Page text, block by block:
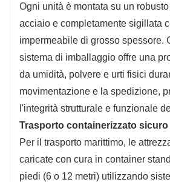
Ogni unità è montata su un
acciaio e completamente sigillata
impermeabile di grosso spessore.
sistema di imballaggio offre una
da umidità, polvere e urti fisici
movimentazione e la spedizione,
l'integrità strutturale e funzionale
Trasporto containerizzato sicuro
Per il trasporto marittimo, le
caricate con cura in container
piedi (6 o 12 metri) utilizzando